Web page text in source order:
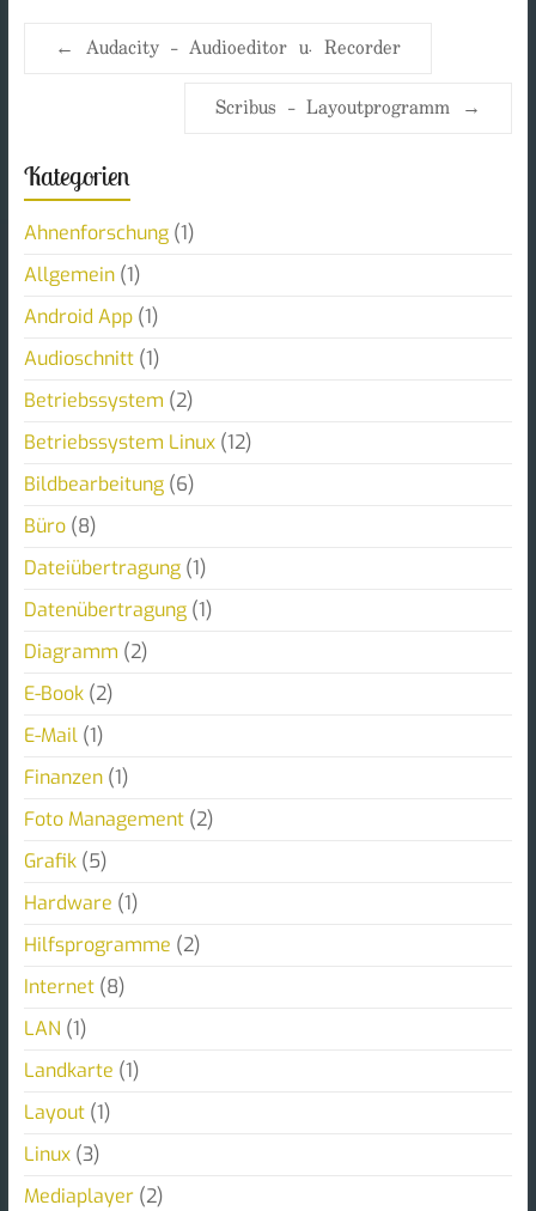
← Audacity – Audioeditor u. Recorder
Scribus – Layoutprogramm →
Kategorien
Ahnenforschung(1)
Allgemein(1)
Android App(1)
Audioschnitt(1)
Betriebssystem (2)
Betriebssystem Linux(12)
Bildbearbeitung(6)
Büro(8)
Dateiübertragung(1)
Datenübertragung(1)
Diagramm (2)
E-Book(2)
E-Mail(1)
Finanzen(1)
Foto Management(2)
Grafik(5)
Hardware (1)
Hilfsprogramme (2)
Internet(8)
LAN (1)
Landkarte (1)
Layout(1)
Linux(3)
Mediaplayer(2)